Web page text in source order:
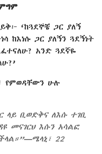
‘ከጓደኞቼ ጋር ያለኝ
ከእነሱ ጋር ያለኝን ጓደኝነት
አንድ ጓደኛዬ
የምወዳቸውን ሁሉ
ላይ ቢወድቅና ለእሱ ተገቢ
መናገርህ እሱን አሳልፎ
22